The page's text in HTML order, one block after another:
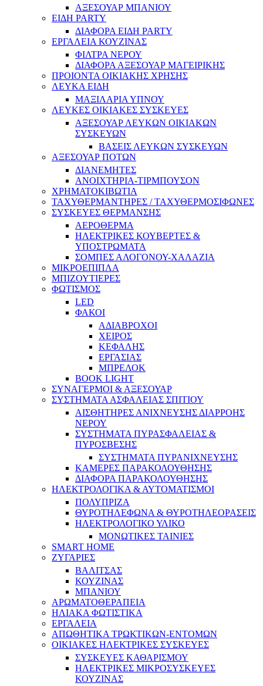
ΑΞΕΣΟΥΑΡ ΜΠΑΝΙΟΥ
ΕΙΔΗ PARTY
ΔΙΑΦΟΡΑ ΕΙΔΗ PARTY
ΕΡΓΑΛΕΙΑ ΚΟΥΖΙΝΑΣ
ΦΙΛΤΡΑ ΝΕΡΟΥ
ΔΙΑΦΟΡΑ ΑΞΕΣΟΥΑΡ ΜΑΓΕΙΡΙΚΗΣ
ΠΡΟΙΟΝΤΑ ΟΙΚΙΑΚΗΣ ΧΡΗΣΗΣ
ΛΕΥΚΑ ΕΙΔΗ
ΜΑΞΙΛΑΡΙΑ ΥΠΝΟΥ
ΛΕΥΚΕΣ ΟΙΚΙΑΚΕΣ ΣΥΣΚΕΥΕΣ
ΑΞΕΣΟΥΑΡ ΛΕΥΚΩΝ ΟΙΚΙΑΚΩΝ
ΣΥΣΚΕΥΩΝ
ΒΑΣΕΙΣ ΛΕΥΚΩΝ ΣΥΣΚΕΥΩΝ
ΑΞΕΣΟΥΑΡ ΠΟΤΩΝ
ΔΙΑΝΕΜΗΤΕΣ
ΑΝΟΙΧΤΗΡΙΑ-ΤΙΡΜΠΟΥΣΟΝ
ΧΡΗΜΑΤΟΚΙΒΩΤΙΑ
ΤΑΧΥΘΕΡΜΑΝΤΗΡΕΣ / ΤΑΧΥΘΕΡΜΟΣΙΦΩΝΕΣ
ΣΥΣΚΕΥΕΣ ΘΕΡΜΑΝΣΗΣ
ΑΕΡΟΘΕΡΜΑ
ΗΛΕΚΤΡΙΚΕΣ ΚΟΥΒΕΡΤΕΣ &
ΥΠΟΣΤΡΩΜΑΤΑ
ΣΟΜΠΕΣ ΑΛΟΓΟΝΟΥ-ΧΑΛΑΖΙΑ
ΜΙΚΡΟΕΠΙΠΛΑ
ΜΠΙΖΟΥΤΙΕΡΕΣ
ΦΩΤΙΣΜΟΣ
LED
ΦΑΚΟΙ
ΑΔΙΑΒΡΟΧΟΙ
ΧΕΙΡΟΣ
ΚΕΦΑΛΗΣ
ΕΡΓΑΣΙΑΣ
ΜΠΡΕΛΟΚ
BOOK LIGHT
ΣΥΝΑΓΕΡΜΟΙ & ΑΞΕΣΟΥΑΡ
ΣΥΣΤΗΜΑΤΑ ΑΣΦΑΛΕΙΑΣ ΣΠΙΤΙΟΥ
ΑΙΣΘΗΤΗΡΕΣ ΑΝΙΧΝΕΥΣΗΣ ΔΙΑΡΡΟΗΣ
ΝΕΡΟΥ
ΣΥΣΤΗΜΑΤΑ ΠΥΡΑΣΦΑΛΕΙΑΣ &
ΠΥΡΟΣΒΕΣΗΣ
ΣΥΣΤΗΜΑΤΑ ΠΥΡΑΝΙΧΝΕΥΣΗΣ
ΚΑΜΕΡΕΣ ΠΑΡΑΚΟΛΟΥΘΗΣΗΣ
ΔΙΑΦΟΡΑ ΠΑΡΑΚΟΛΟΥΘΗΣΗΣ
ΗΛΕΚΤΡΟΛΟΓΙΚΑ & ΑΥΤΟΜΑΤΙΣΜΟΙ
ΠΟΛΥΠΡΙΖΑ
ΘΥΡΟΤΗΛΕΦΩΝΑ & ΘΥΡΟΤΗΛΕΟΡΑΣΕΙΣ
ΗΛΕΚΤΡΟΛΟΓΙΚΟ ΥΛΙΚΟ
ΜΟΝΩΤΙΚΕΣ ΤΑΙΝΙΕΣ
SMART HOME
ΖΥΓΑΡΙΕΣ
ΒΑΛΙΤΣΑΣ
ΚΟΥΖΙΝΑΣ
ΜΠΑΝΙΟΥ
ΑΡΩΜΑΤΟΘΕΡΑΠΕΙΑ
ΗΛΙΑΚΑ ΦΩΤΙΣΤΙΚΑ
ΕΡΓΑΛΕΙΑ
ΑΠΩΘΗΤΙΚΑ ΤΡΩΚΤΙΚΩΝ-ΕΝΤΟΜΩΝ
ΟΙΚΙΑΚΕΣ ΗΛΕΚΤΡΙΚΕΣ ΣΥΣΚΕΥΕΣ
ΣΥΣΚΕΥΕΣ ΚΑΘΑΡΙΣΜΟΥ
ΗΛΕΚΤΡΙΚΕΣ ΜΙΚΡΟΣΥΣΚΕΥΕΣ
ΚΟΥΖΙΝΑΣ